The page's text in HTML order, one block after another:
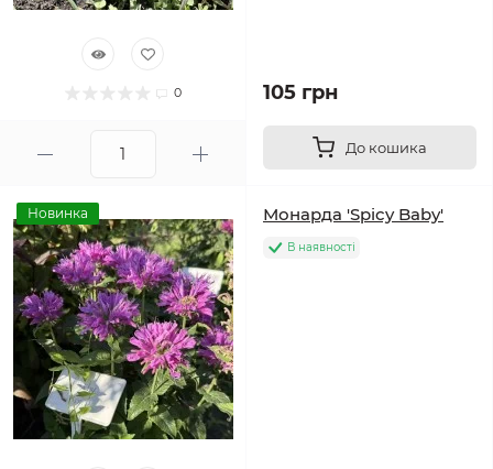
0 105 грн
До кошика
Новинка Монарда 'Spicy Baby'
В наявності